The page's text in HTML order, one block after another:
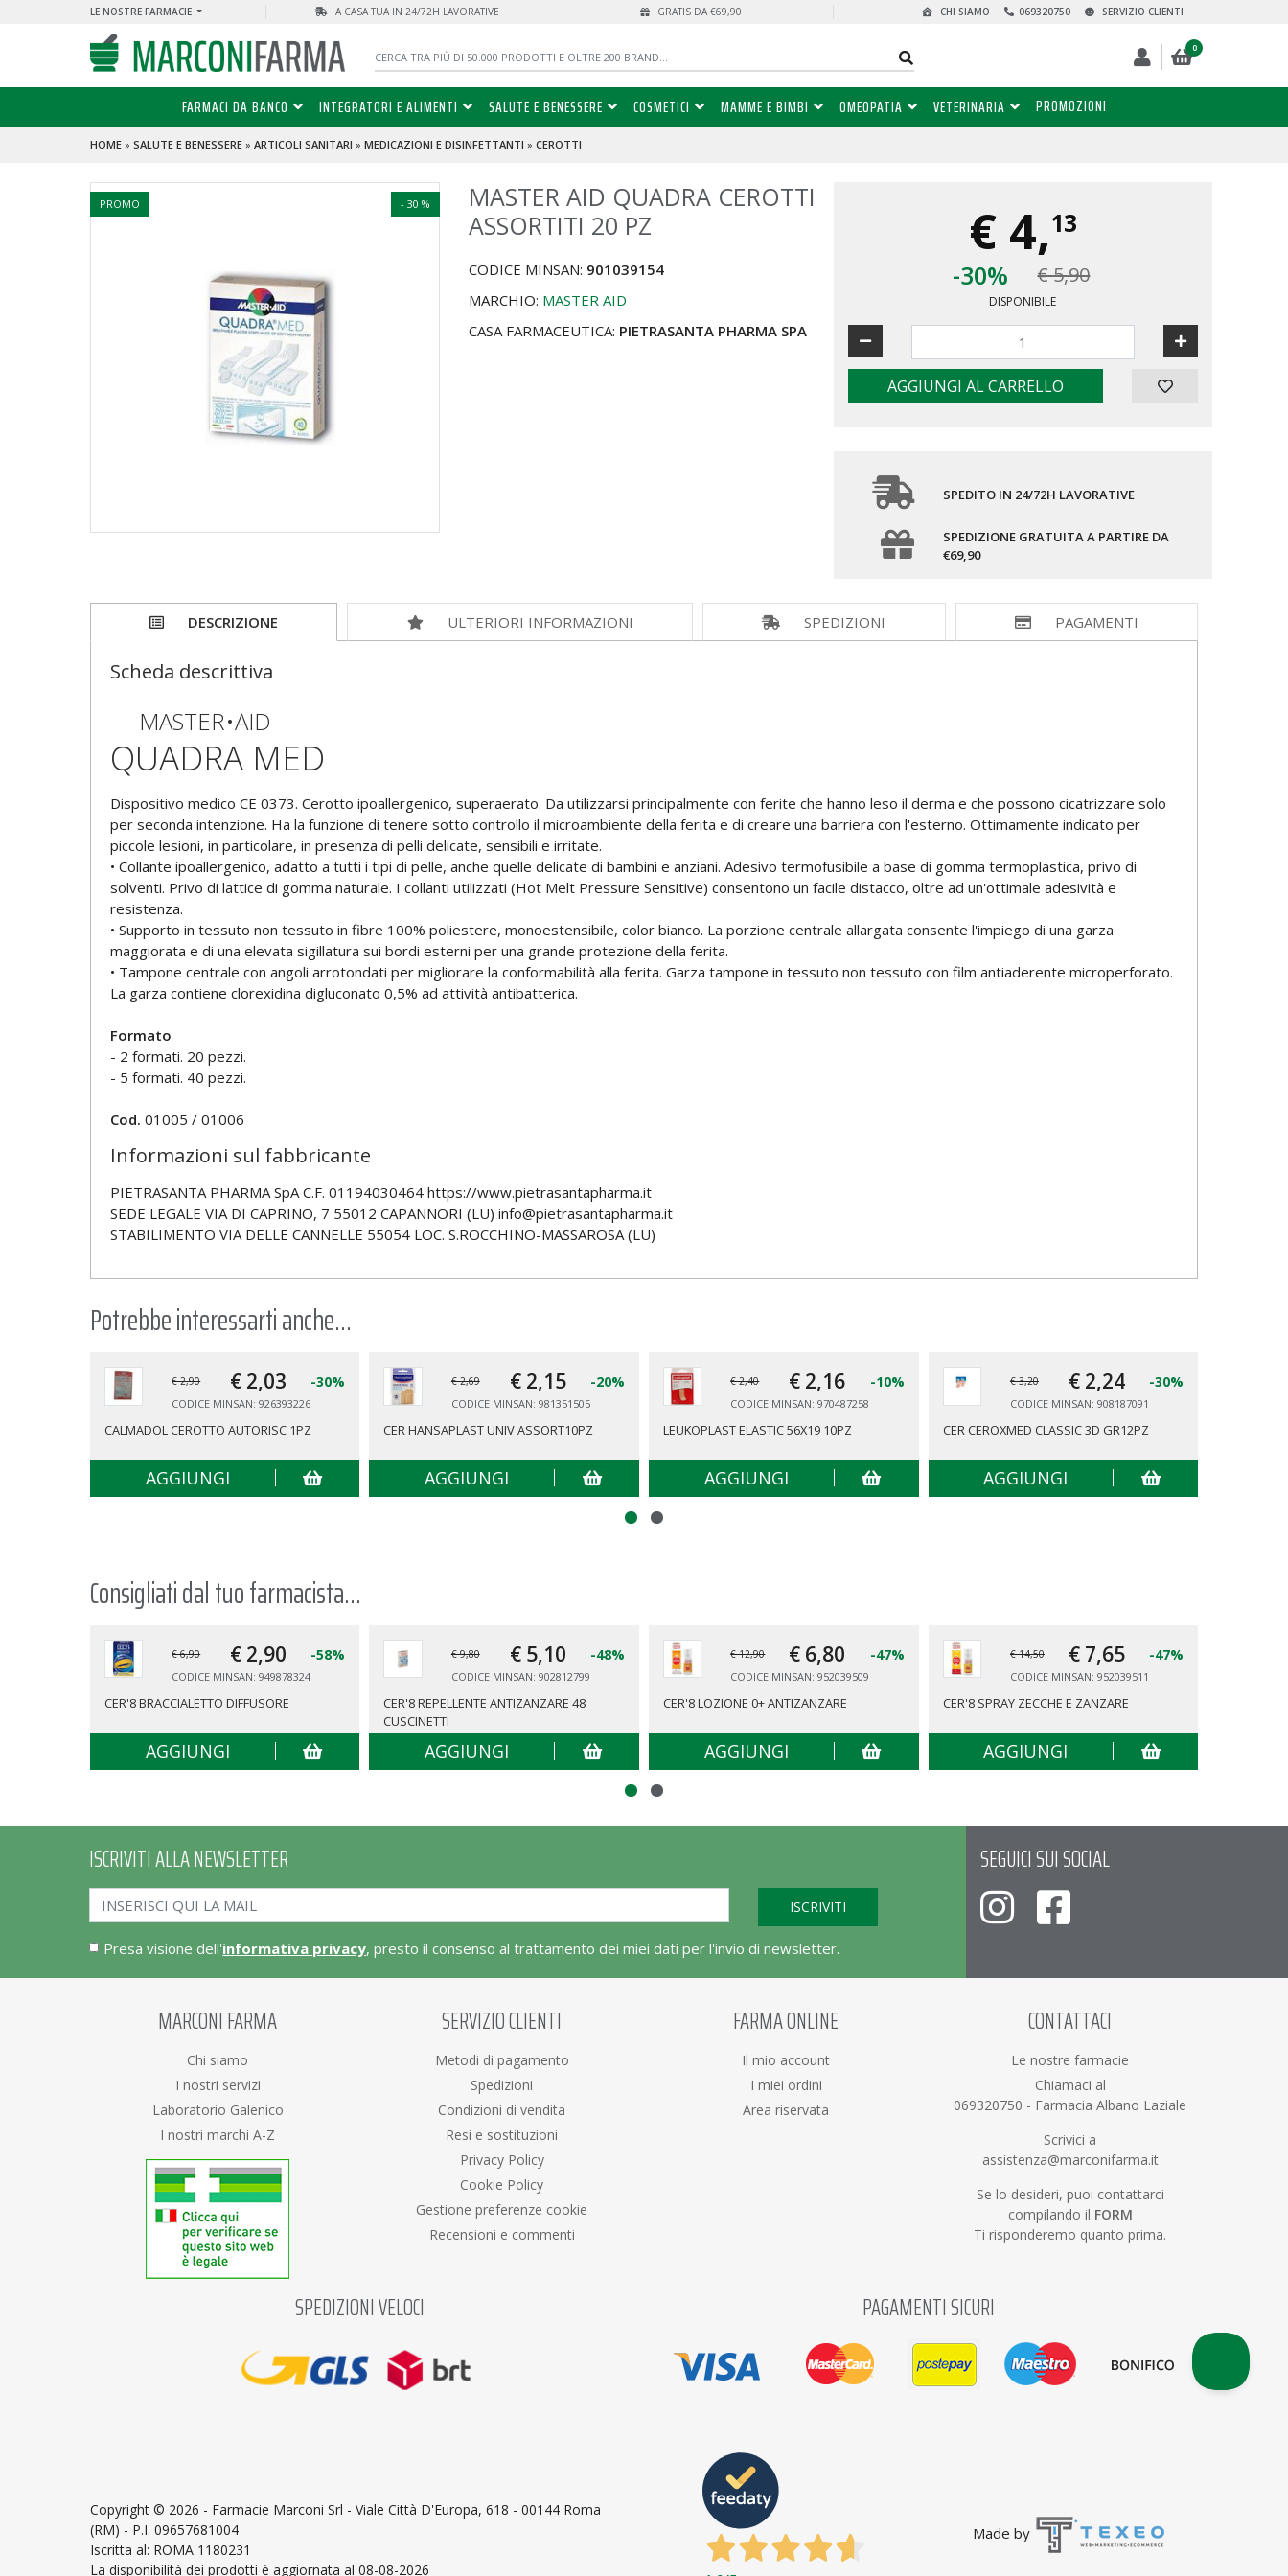
LE NOSTRE FARMACIE A CASA TUA IN 24/72H LAVORATIVE GRATIS DA €69,90 SERVIZIO CLIENTI
069320750
CHI SIAMO
0
FARMACI DA BANCO INTEGRATORI E ALIMENTI SALUTE E BENESSERE COSMETICI MAMME E BIMBI OMEOPATIA VETERINARIA PROMOZIONI
HOME» SALUTE E BENESSERE» ARTICOLI SANITARI » MEDICAZIONI E DISINFETTANTI » CEROTTI
- 30 %
PROMO
MASTER AID QUADRA CEROTTI
ASSORTITI 20 PZ
CODICE MINSAN: 901039154
MARCHIO: MASTER AID
CASA FARMACEUTICA: PIETRASANTA PHARMA SPA
€ 4,13
-30%
€ 5,90
DISPONIBILE
AGGIUNGI AL CARRELLO
SPEDITO IN 24/72H LAVORATIVE
SPEDIZIONE GRATUITA A PARTIRE DA
€69,90
DESCRIZIONE ULTERIORI INFORMAZIONI SPEDIZIONI PAGAMENTI
Scheda descrittiva
MASTER•AID
QUADRA MED
Dispositivo medico CE 0373. Cerotto ipoallergenico, superaerato. Da utilizzarsi principalmente con ferite che hanno leso il derma e che possono cicatrizzare solo
per seconda intenzione. Ha la funzione di tenere sotto controllo il microambiente della ferita e di creare una barriera con l'esterno. Ottimamente indicato per
piccole lesioni, in particolare, in presenza di pelli delicate, sensibili e irritate.
• Collante ipoallergenico, adatto a tutti i tipi di pelle, anche quelle delicate di bambini e anziani. Adesivo termofusibile a base di gomma termoplastica, privo di
solventi. Privo di lattice di gomma naturale. I collanti utilizzati (Hot Melt Pressure Sensitive) consentono un facile distacco, oltre ad un'ottimale adesività e
resistenza.
• Supporto in tessuto non tessuto in fibre 100% poliestere, monoestensibile, color bianco. La porzione centrale allargata consente l'impiego di una garza
maggiorata e di una elevata sigillatura sui bordi esterni per una grande protezione della ferita.
• Tampone centrale con angoli arrotondati per migliorare la conformabilità alla ferita. Garza tampone in tessuto non tessuto con film antiaderente microperforato.
La garza contiene clorexidina digluconato 0,5% ad attività antibatterica.
Formato
- 2 formati. 20 pezzi.
- 5 formati. 40 pezzi.
Cod. 01005 / 01006
Informazioni sul fabbricante
PIETRASANTA PHARMA SpA C.F. 01194030464 https://www.pietrasantapharma.it
SEDE LEGALE VIA DI CAPRINO, 7 55012 CAPANNORI (LU) info@pietrasantapharma.it
STABILIMENTO VIA DELLE CANNELLE 55054 LOC. S.ROCCHINO-MASSAROSA (LU)
Potrebbe interessarti anche...
€ 2,90 € 2,03 -30%
CODICE MINSAN: 926393226
CALMADOL CEROTTO AUTORISC 1PZ
AGGIUNGI
€ 2,69 € 2,15 -20%
CODICE MINSAN: 981351505
CER HANSAPLAST UNIV ASSORT10PZ
AGGIUNGI
€ 2,40 € 2,16 -10%
CODICE MINSAN: 970487258
LEUKOPLAST ELASTIC 56X19 10PZ
AGGIUNGI
€ 3,20 € 2,24 -30%
CODICE MINSAN: 908187091
CER CEROXMED CLASSIC 3D GR12PZ
AGGIUNGI
Consigliati dal tuo farmacista...
€ 6,90 € 2,90 -58%
CODICE MINSAN: 949878324
CER'8 BRACCIALETTO DIFFUSORE
AGGIUNGI
€ 9,80 € 5,10 -48%
CODICE MINSAN: 902812799
CER'8 REPELLENTE ANTIZANZARE 48
CUSCINETTI
AGGIUNGI
€ 12,90 € 6,80 -47%
CODICE MINSAN: 952039509
CER'8 LOZIONE 0+ ANTIZANZARE
AGGIUNGI
€ 14,50 € 7,65 -47%
CODICE MINSAN: 952039511
CER'8 SPRAY ZECCHE E ZANZARE
AGGIUNGI
ISCRIVITI ALLA NEWSLETTER
Presa visione dell'informativa privacy, presto il consenso al trattamento dei miei dati per l'invio di newsletter.
SEGUICI SUI SOCIAL
MARCONI FARMA
Chi siamo
I nostri servizi
Laboratorio Galenico
I nostri marchi A-Z
SERVIZIO CLIENTI
Metodi di pagamento
Spedizioni
Condizioni di vendita
Resi e sostituzioni
Privacy Policy
Cookie Policy
Gestione preferenze cookie
Recensioni e commenti
FARMA ONLINE
Il mio account
I miei ordini
Area riservata
CONTATTACI
Le nostre farmacie
Chiamaci al
069320750 - Farmacia Albano Laziale
Scrivici a
assistenza@marconifarma.it
Se lo desideri, puoi contattarci
compilando il FORM
Ti risponderemo quanto prima.
SPEDIZIONI VELOCI PAGAMENTI SICURI
Copyright © 2026 - Farmacie Marconi Srl - Viale Città D'Europa, 618 - 00144 Roma
(RM) - P.I. 09657681004
Iscritta al: ROMA 1180231
La disponibilità dei prodotti è aggiornata al 08-08-2026
Made by